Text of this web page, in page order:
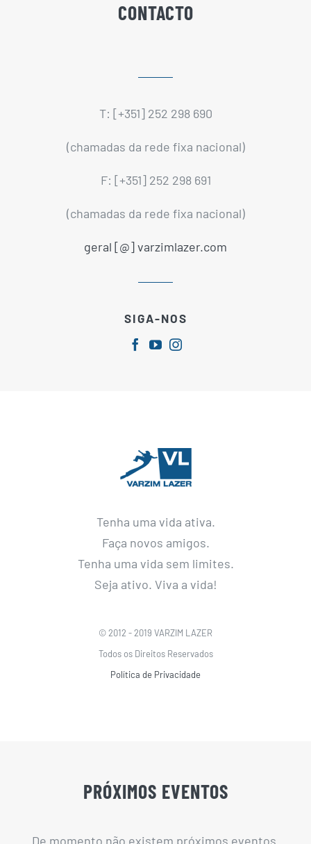
CONTACTO
T: [+351] 252 298 690
(chamadas da rede fixa nacional)
F: [+351] 252 298 691
(chamadas da rede fixa nacional)
geral [@] varzimlazer.com
SIGA-NOS
Tenha uma vida ativa.
Faça novos amigos.
Tenha uma vida sem limites.
Seja ativo. Viva a vida!
© 2012 - 2019 VARZIM LAZER
Todos os Direitos Reservados
Política de Privacidade
PRÓXIMOS EVENTOS
De momento não existem próximos eventos.